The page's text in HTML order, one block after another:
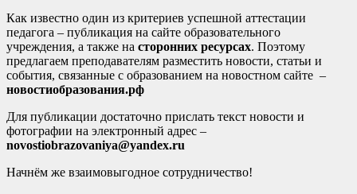
Как известно один из критериев успешной аттестации
педагога – публикация на сайте образовательного
учреждения, а также на сторонних ресурсах. Поэтому
предлагаем преподавателям разместить новости, статьи и
события, связанные с образованием на новостном сайте –
новостиобразования.рф
Для публикации достаточно прислать текст новости и
фотографии на электронный адрес –
novostiobrazovaniya@yandex.ru
Начнём же взаимовыгодное сотрудничество!